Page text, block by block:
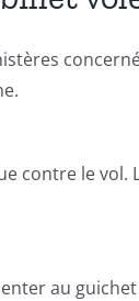
contre le vol.
au